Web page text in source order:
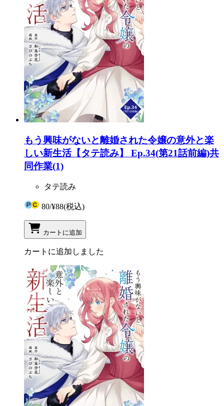
もう興味がないと離婚された令嬢の意外と楽
しい新生活【タテ読み】 Ep.34(第21話前編)共
同作業(1)
タテ読み
80/¥88(税込)
カートに追加
カートに追加しました